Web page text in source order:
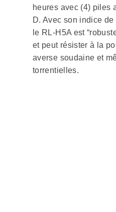
heures avec (4) piles
D. Avec son indice
le RL-H5A est
et peut résister à la
averse soudaine et
torrentielles.